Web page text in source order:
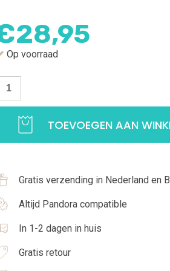
28,95
Op voorraad
Spacer
aantal
TOEVOEGEN AAN
Gratis verzending in Nederland en
Altijd Pandora compatible
In 1-2 dagen in huis
Gratis retour